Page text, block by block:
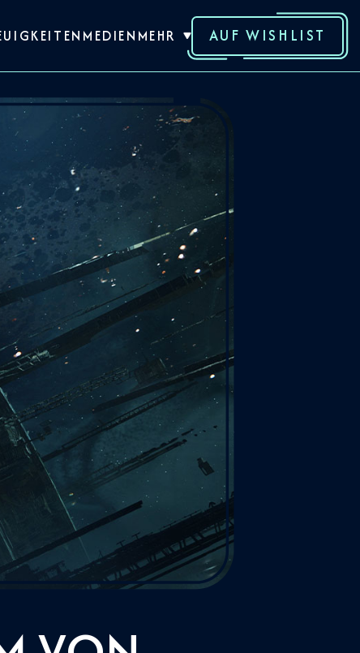
MEDIEN MEHR AUF WISHLIST